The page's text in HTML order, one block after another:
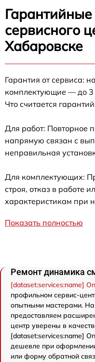
Гарантийные
сервисного
Хабаровске
Гарантия от сервиса:
комплектующие — до 3
Что считается
Для работ: Повторное
напрямую связан с
неправильная
Для комплектующих:
строя, отказ в работе
характеристикам при
Показать полностью
Ремонт динамика
[dataset:services:name]
профильном сервис-
опытными мастерами.
предоставляем
центр уверены в
[dataset:services:name]
дешевле при
или форму обратной